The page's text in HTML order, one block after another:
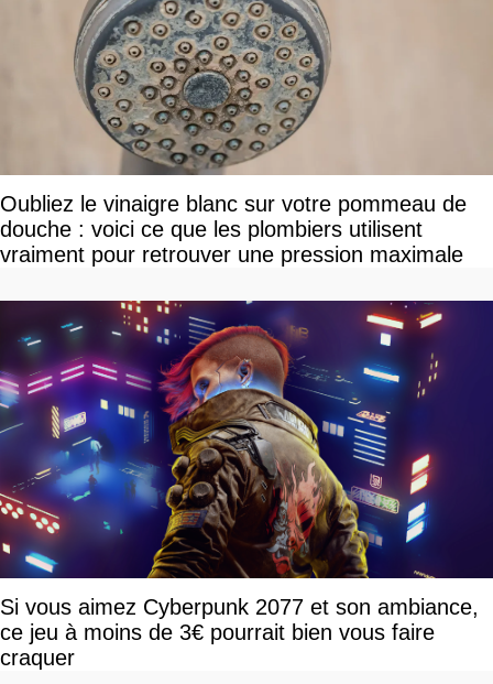
Oubliez le vinaigre blanc sur votre pommeau de
douche : voici ce que les plombiers utilisent
vraiment pour retrouver une pression maximale
Si vous aimez Cyberpunk 2077 et son ambiance,
ce jeu à moins de 3€ pourrait bien vous faire
craquer